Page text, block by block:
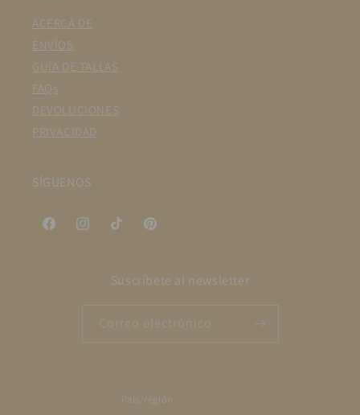
ACERCA DE
ENVÍOS
GUÍA DE TALLAS
FAQs
DEVOLUCIONES
PRIVACIDAD
SÍGUENOS
FacebookInstagramTikTok Pinterest
Suscríbete al newsletter
Correo electrónico
País/región